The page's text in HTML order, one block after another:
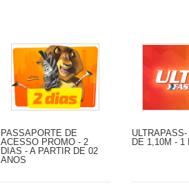
PASSAPORTE DE
ACESSO PROMO - 2
DIAS - A PARTIR DE 02
ANOS
DE 1,10M - 1